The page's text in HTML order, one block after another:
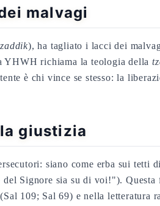
malvagi
), ha tagliato i lacci dei
YHWH richiama la teologia della
è chi vince se stesso: la
giustizia
siano come erba sui tetti
Signore sia su di voi!").
109; Sal 69) e nella